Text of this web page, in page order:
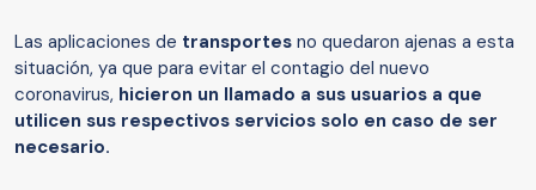
Las aplicaciones de transportes no quedaron ajenas a esta
situación, ya que para evitar el contagio del nuevo
coronavirus, hicieron un llamado a sus usuarios a que
utilicen sus respectivos servicios solo en caso de ser
necesario.